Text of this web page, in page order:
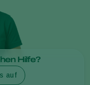
Hilfe?
auf